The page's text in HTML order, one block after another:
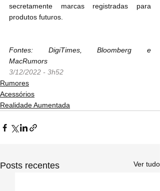
secretamente marcas registradas para
produtos futuros.
Fontes: DigiTimes, Bloomberg e
MacRumors
3/12/2022 - 3h52
Rumores
Acessórios
Realidade Aumentada
Posts recentes Ver tudo